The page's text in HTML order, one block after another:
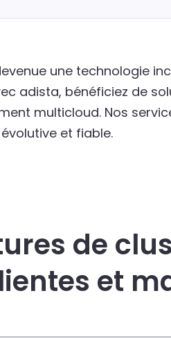
une technologie
adista, bénéficiez de
multicloud. Nos
et fiable.
de
et